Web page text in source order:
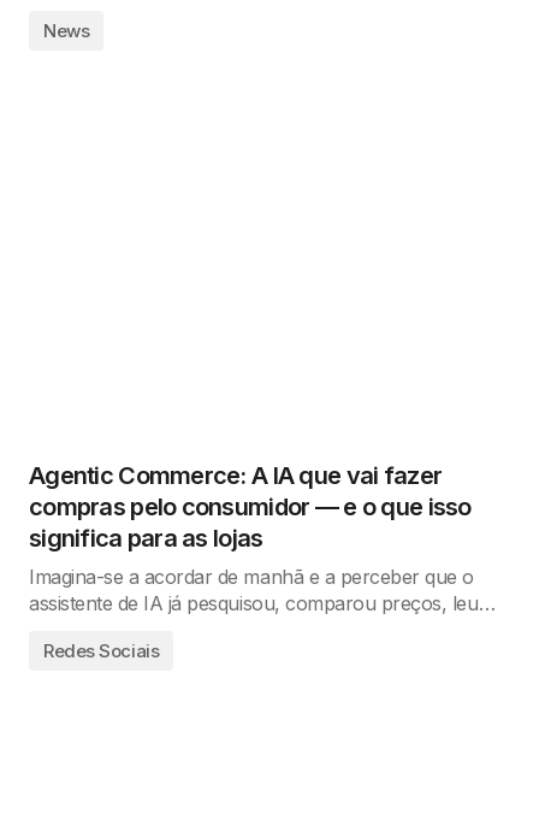
News
Agentic Commerce: A IA que vai fazer
compras pelo consumidor — e o que isso
significa para as lojas
Imagina-se a acordar de manhã e a perceber que o
assistente de IA já pesquisou, comparou preços, leu…
Redes Sociais